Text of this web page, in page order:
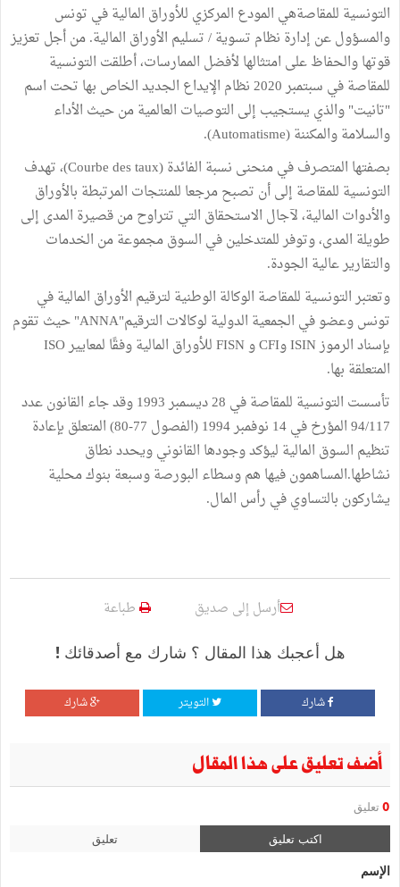
التونسية للمقاصةهي المودع المركزي للأوراق المالية في تونس
والمسؤول عن إدارة نظام تسوية / تسليم الأوراق المالية. من أجل تعزيز
قوتها والحفاظ على امتثالها لأفضل الممارسات، أطلقت التونسية
للمقاصة في سبتمبر 2020 نظام الإيداع الجديد الخاص بها تحت اسم
"تانيت" والذي يستجيب إلى التوصيات العالمية من حيث الأداء
والسلامة والمكننة (Automatisme).
بصفتها المتصرف في منحنى نسبة الفائدة (Courbe des taux)، تهدف
التونسية للمقاصة إلى أن تصبح مرجعا للمنتجات المرتبطة بالأوراق
والأدوات المالية، لآجال الاستحقاق التي تتراوح من قصيرة المدى إلى
طويلة المدى، وتوفر للمتدخلين في السوق مجموعة من الخدمات
والتقارير عالية الجودة.
وتعتبر التونسية للمقاصة الوكالة الوطنية لترقيم الأوراق المالية في
تونس وعضو في الجمعية الدولية لوكالات الترقيم"ANNA" حيث تقوم
بإسناد الرموز ISIN وCFI و FISN للأوراق المالية وفقًا لمعايير ISO
المتعلقة بها.
تأسست التونسية للمقاصة في 28 ديسمبر 1993 وقد جاء القانون عدد
94/117 المؤرخ في 14 نوفمبر 1994 (الفصول 77-80) المتعلق بإعادة
تنظيم السوق المالية ليؤكد وجودها القانوني ويحدد نطاق
نشاطها.المساهمون فيها هم وسطاء البورصة وسبعة بنوك محلية
يشاركون بالتساوي في رأس المال.
أرسل إلى صديق طباعة
هل أعجبك هذا المقال ؟ شارك مع أصدقائك !
شارك التويتر شارك
أضف تعليق على هذا المقال
0 تعليق
اكتب تعليق تعليق
الإسم